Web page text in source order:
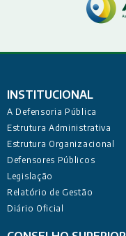
INSTITUCIONAL
A Defensoria Pública
Estrutura Administrativa
Estrutura Organizacional
Defensores Públicos
Legislação
Relatório de Gestão
Diário Oficial